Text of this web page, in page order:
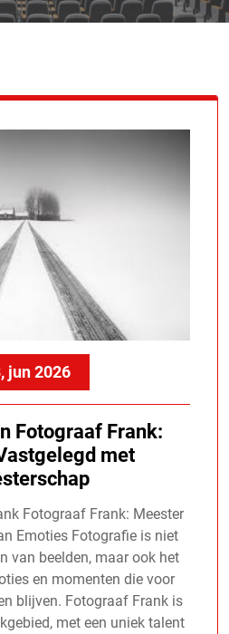
jun 2026
Fotograaf Frank:
met
Fotograaf Frank: Meester
Emoties Fotografie is niet
van beelden, maar ook het
en momenten die voor
blijven. Fotograaf Frank is
met een uniek talent